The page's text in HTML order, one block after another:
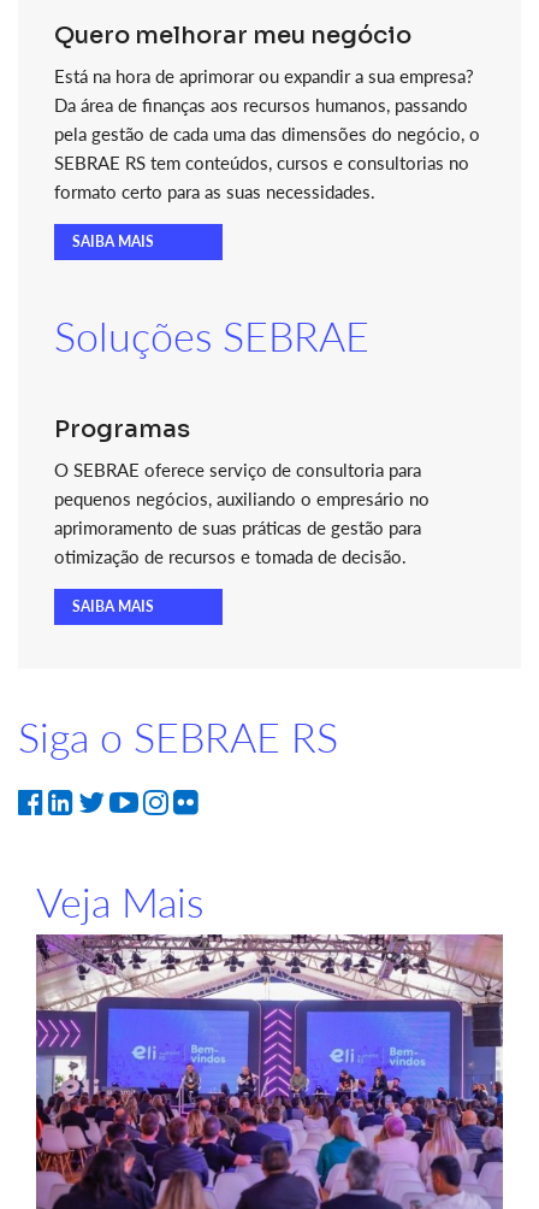
Quero melhorar meu negócio
Está na hora de aprimorar ou expandir a sua empresa?
Da área de finanças aos recursos humanos, passando
pela gestão de cada uma das dimensões do negócio, o
SEBRAE RS tem conteúdos, cursos e consultorias no
formato certo para as suas necessidades.
SAIBA MAIS
Soluções SEBRAE
Programas
O SEBRAE oferece serviço de consultoria para
pequenos negócios, auxiliando o empresário no
aprimoramento de suas práticas de gestão para
otimização de recursos e tomada de decisão.
SAIBA MAIS
Siga o SEBRAE RS
Veja Mais